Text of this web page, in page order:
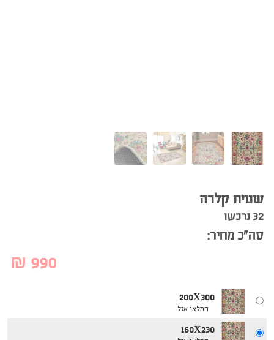
שטיח קלרה
32 נרכשו
סה”כ מחיר:
₪ 990
200X300
המלאי אזל
160X230